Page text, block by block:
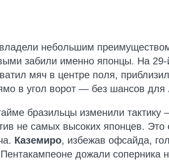
небольшим
забили именно японцы. На 29-
мяч в центре поля,
в угол ворот — без шансов для
бразильцы изменили тактику
не самых высоких японцев. Это
Каземиро, избежав офсайда,
дожали соперника